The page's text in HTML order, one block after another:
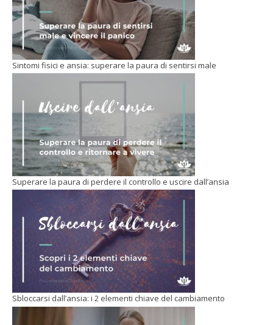
Sintomi fisici e ansia: superare la paura di sentirsi male
Superare la paura di perdere il controllo e uscire dall’ansia
Sbloccarsi dall’ansia: i 2 elementi chiave del cambiamento